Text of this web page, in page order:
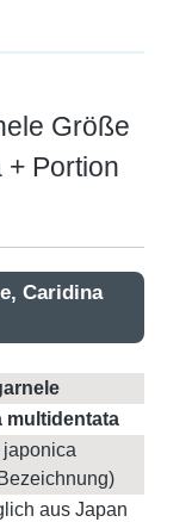
Größe
+ Portion
Caridina
multidentata
aus Japan